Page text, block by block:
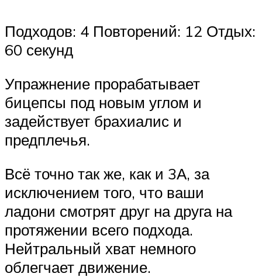
Подходов: 4 Повторений: 12 Отдых:
60 секунд
Упражнение прорабатывает
бицепсы под новым углом и
задействует брахиалис и
предплечья.
Всё точно так же, как и 3А, за
исключением того, что ваши
ладони смотрят друг на друга на
протяжении всего подхода.
Нейтральный хват немного
облегчает движение.